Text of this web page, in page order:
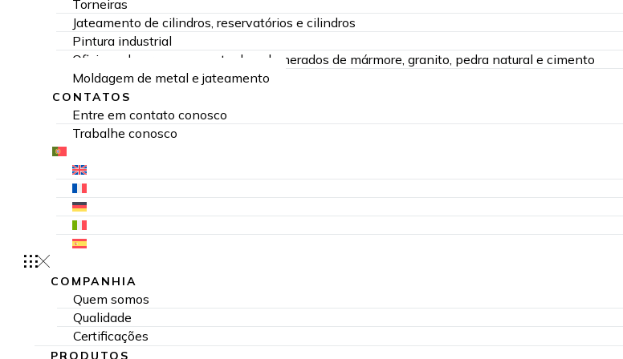
Torneiras
Jateamento de cilindros, reservatórios e cilindros
Pintura industrial
Oficinas de processamento de aglomerados de mármore, granito, pedra natural e cimento
Moldagem de metal e jateamento
CONTATOS
Entre em contato conosco
Trabalhe conosco
COMPANHIA
Quem somos
Qualidade
Certificações
PRODUTOS